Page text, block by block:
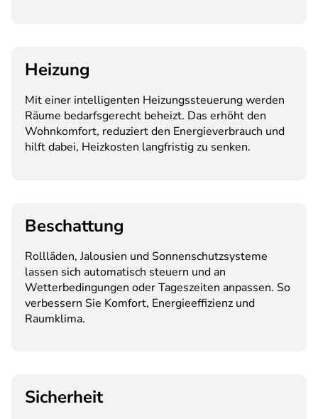
Heizung
Mit einer intelligenten Heizungssteuerung werden
Räume bedarfsgerecht beheizt. Das erhöht den
Wohnkomfort, reduziert den Energieverbrauch und
hilft dabei, Heizkosten langfristig zu senken.
Beschattung
Rollläden, Jalousien und Sonnenschutzsysteme
lassen sich automatisch steuern und an
Wetterbedingungen oder Tageszeiten anpassen. So
verbessern Sie Komfort, Energieeffizienz und
Raumklima.
Sicherheit